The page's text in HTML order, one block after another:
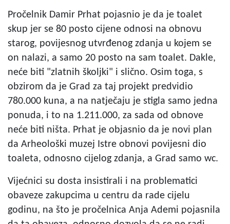
Pročelnik Damir Prhat pojasnio je da je toalet
skup jer se 80 posto cijene odnosi na obnovu
starog, povijesnog utvrđenog zdanja u kojem se
on nalazi, a samo 20 posto na sam toalet. Dakle,
neće biti "zlatnih školjki" i slično. Osim toga, s
obzirom da je Grad za taj projekt predvidio
780.000 kuna, a na natječaju je stigla samo jedna
ponuda, i to na 1.211.000, za sada od obnove
neće biti ništa. Prhat je objasnio da je novi plan
da Arheološki muzej Istre obnovi povijesni dio
toaleta, odnosno cijelog zdanja, a Grad samo wc.
Vijećnici su dosta insistirali i na problematici
obaveze zakupcima u centru da rade cijelu
godinu, na što je pročelnica Anja Ademi pojasnila